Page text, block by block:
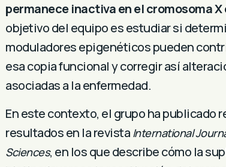
permanece inactiva en el cromosoma
objetivo del equipo es estudiar si
moduladores epigenéticos pueden
esa copia funcional y corregir así
asociadas a la enfermedad.
En este contexto, el grupo ha publicado
resultados en la revista International
Sciences, en los que describe cómo la